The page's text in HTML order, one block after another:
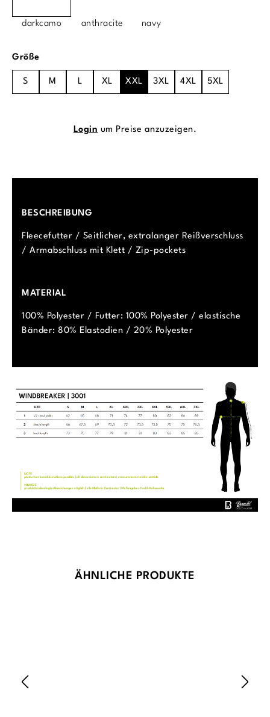
darkcamo anthracite navy
Größeauswählen
S M L XL XXL 3XL 4XL 5XL
Login um Preise anzuzeigen.
BESCHREIBUNG
Fleecefutter / Seitlicher, extralanger Reißverschluss
/ Armabschluss mit Klett / Zip-pockets
MATERIAL
100% Polyester / Futter: 100% Polyester / elastische
Bänder: 80% Elastodien / 20% Polyester
Produktgalerie überspringen
ÄHNLICHE PRODUKTE